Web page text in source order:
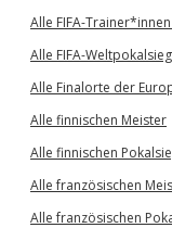
Alle FIFA-
Alle FIFA-
Alle Finalorte der
Alle finnischen Meister
Alle finnischen
Alle französischen
Alle französischen